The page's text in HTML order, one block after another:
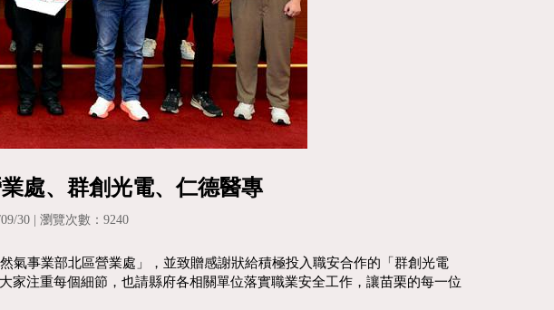
處、群創光電、仁德醫專
30 | 瀏覽次數：9240
氣事業部北區營業處」，並致贈感謝狀給積極投入職安合作的「群創光電
注重每個細節，也請縣府各相關單位落實職業安全工作，讓苗栗的每一位